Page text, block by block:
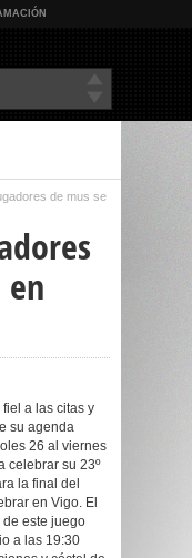
de mus se
a las citas y
su agenda
26 al viernes
celebrar su 23º
la final del
en Vigo. El
este juego
a las 19:30